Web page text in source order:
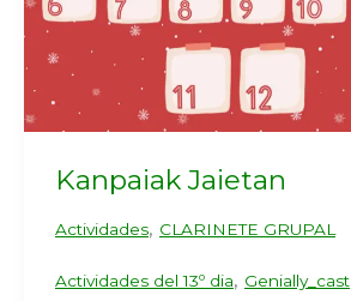
Kanpaiak Jaietan
Actividades, CLARINETE GRUPAL
Actividades del 13º dia, Genially_cast